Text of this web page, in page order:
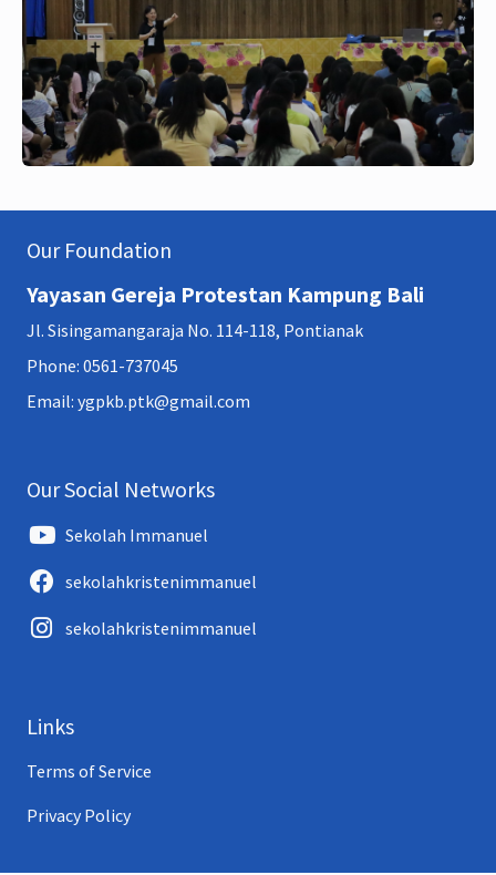
Our Foundation
Yayasan Gereja Protestan Kampung Bali
Jl. Sisingamangaraja No. 114-118, Pontianak
Phone: 0561-737045
Email: ygpkb.ptk@gmail.com
Our Social Networks
Sekolah Immanuel
sekolahkristenimmanuel
sekolahkristenimmanuel
Links
Terms of Service
Privacy Policy